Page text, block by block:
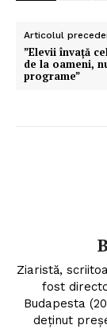
Articolul
”Elevii învață
de la oameni,
programe”
Ziaristă,
fost
Budapesta
deținut